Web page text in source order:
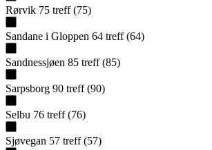
Rørvik 75 treff (75)
Sandane i Gloppen 64 treff (64)
Sandnessjøen 85 treff (85)
Sarpsborg 90 treff (90)
Selbu 76 treff (76)
Sjøvegan 57 treff (57)